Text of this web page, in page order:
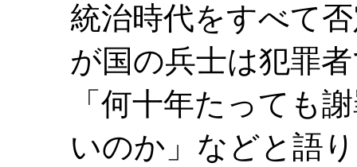
統治時代をすべて
が国の兵士は犯罪
「何十年たっても
いのか」などと語